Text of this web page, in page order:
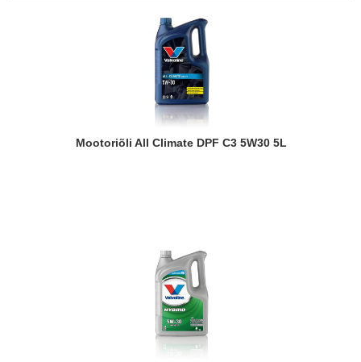
Mootoriõli All Climate DPF C3 5W30 5L